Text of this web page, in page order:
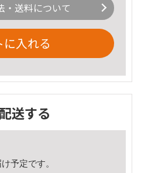
・送料について
に入れる
配送する
予定です。